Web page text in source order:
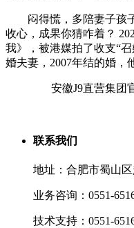
闷得慌，多陪妻子孩子
收心，成果你猜咋着？
我》，被港媒拍了收支“
婚夫妻，2007年结的婚，
安徽J9直营集团
联系我们
地址：合肥市蜀山
业务咨询：0551-
技术支持：0551-